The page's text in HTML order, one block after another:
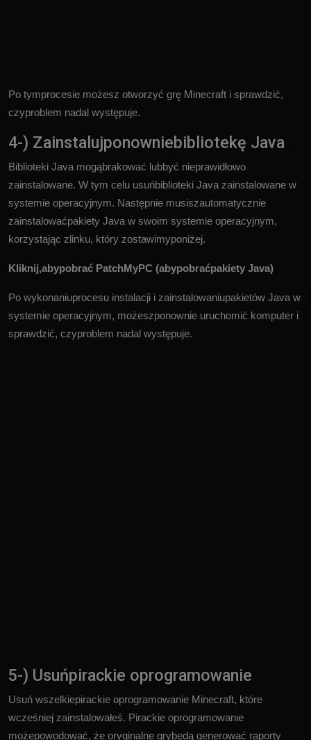
Po tymprocesie możesz otworzyć grę Minecraft i sprawdzić,
czyproblem nadal występuje.
4-) Zainstalujponowniebibliotekę Java
Biblioteki Java mogąbrakować lubbyć nieprawidłowo
zainstalowane. W tym celu usuńbiblioteki Java zainstalowane w
systemie operacyjnym. Następnie musiszautomatycznie
zainstalowaćpakiety Java w swoim systemie operacyjnym,
korzystając zlinku, który zostawimyponiżej.
Kliknij,abypobrać PatchMyPC (abypobraćpakiety Java)
Po wykonaniuprocesu instalacji i zainstalowaniupakietów Java w
systemie operacyjnym, możeszponownie uruchomić komputer i
sprawdzić, czyproblem nadal występuje.
5-) Usuńpirackie oprogramowanie
Usuń wszelkiepirackie oprogramowanie Minecraft, które
wcześniej zainstalowałeś. Pirackie oprogramowanie
możepowodować, że oryginalne grybędą generować raporty